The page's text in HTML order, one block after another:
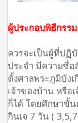
ผู้ประกอบพิธีกรร
ควรจะเป็นผู้ที่ปฏิ
ประจำ มีความซื่อ
ตั้งศาลพระภูมิบัง
เจ้าของบ้าน หรือ
ก็ได้ โดยศึกษาขั้
กินเจ 7 วัน (